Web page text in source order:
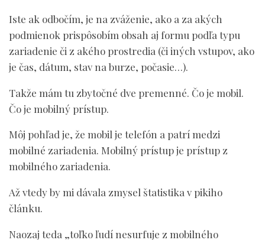
Iste ak odbočím, je na zváženie, ako a za akých
podmienok prispôsobím obsah aj formu podľa typu
zariadenie či z akého prostredia (či iných vstupov, ako
je čas, dátum, stav na burze, počasie…).
Takže mám tu zbytočné dve premenné. Čo je mobil.
Čo je mobilný prístup.
Môj pohľad je, že mobil je telefón a patrí medzi
mobilné zariadenia. Mobilný prístup je prístup z
mobilného zariadenia.
Až vtedy by mi dávala zmysel štatistika v pikiho
článku.
Naozaj teda „toľko ľudí nesurfuje z mobilného